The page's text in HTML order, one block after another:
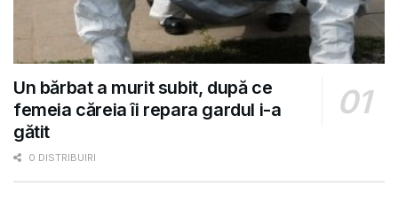
Un bărbat a murit subit, după ce
femeia căreia îi repara gardul i-a
gătit
0 DISTRIBUIRI